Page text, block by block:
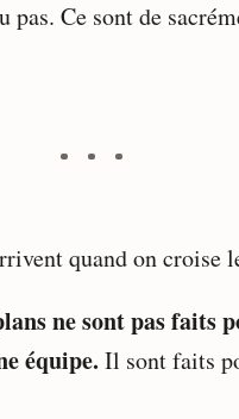
Ce sont de
quand on croise
ne sont pas faits
équipe. Il sont faits